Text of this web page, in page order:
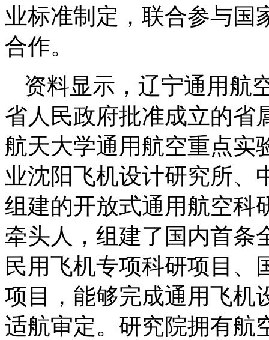
业标准制定，联合参与国
合作。
资料显示，辽宁通用航
省人民政府批准成立的省
航天大学通用航空重点实
业沈阳飞机设计研究所、
组建的开放式通用航空科
牵头人，组建了国内首条
民用飞机专项科研项目、
项目，能够完成通用飞机
适航审定。研究院拥有航